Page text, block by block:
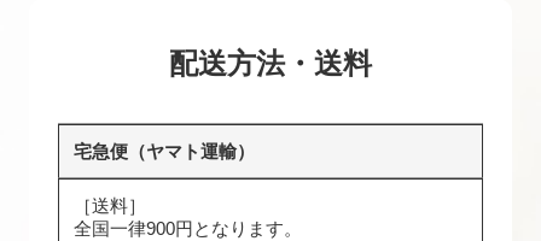
配送方法・送料
宅急便（ヤマト運輸）
［送料］
全国一律900円となります。